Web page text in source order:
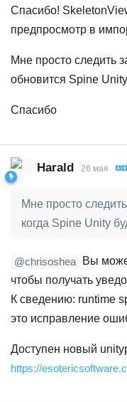
Спасибо!
предпросмотр в
Мне просто следить
обновится Spine
Спасибо
Harald 26 мая
Мне просто
когда Spine Unity
@chrisoshea Вы
чтобы получать
К сведению: runtime
это исправление
Доступен новый
https://